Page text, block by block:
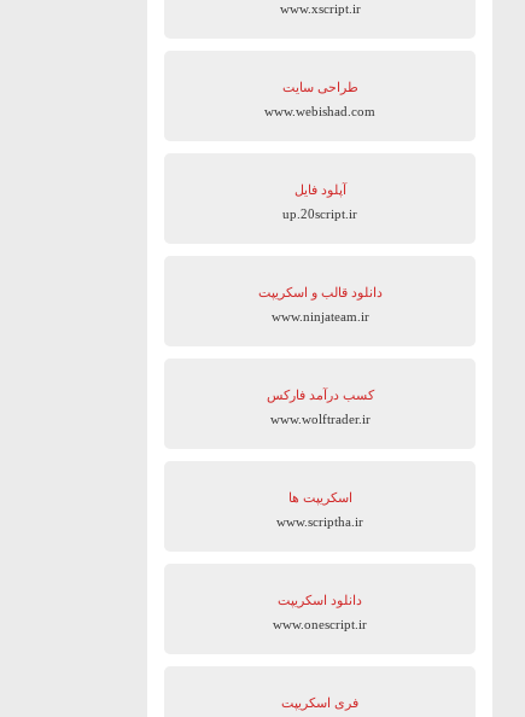
www.xscript.ir
طراحی سایت
www.webishad.com
آپلود فایل
up.20script.ir
دانلود قالب و اسکریپت
www.ninjateam.ir
کسب درآمد فارکس
www.wolftrader.ir
اسکریپت ها
www.scriptha.ir
دانلود اسکریپت
www.onescript.ir
فری اسکریپت